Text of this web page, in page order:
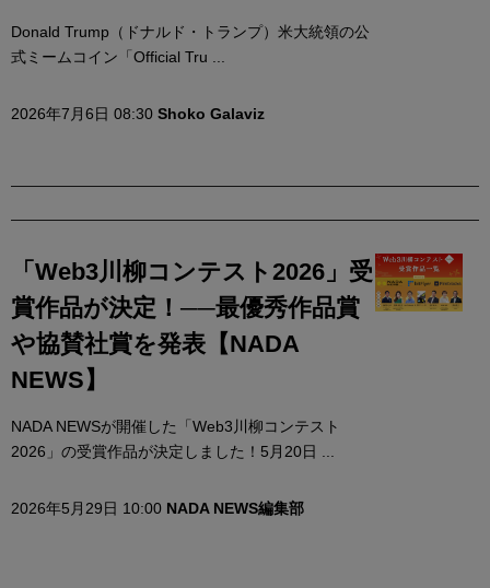
Donald Trump（ドナルド・トランプ）米大統領の公
式ミームコイン「Official Tru ...
2026年7月6日 08:30 Shoko Galaviz
「Web3川柳コンテスト2026」受
賞作品が決定！──最優秀作品賞
や協賛社賞を発表【NADA
NEWS】
NADA NEWSが開催した「Web3川柳コンテスト
2026」の受賞作品が決定しました！5月20日 ...
2026年5月29日 10:00 NADA NEWS編集部